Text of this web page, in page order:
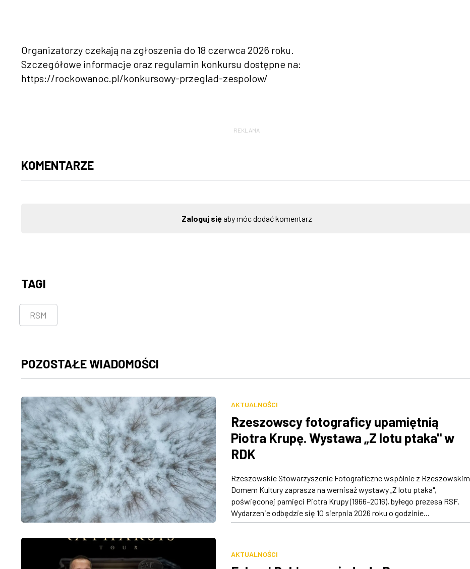
Organizatorzy czekają na zgłoszenia do 18 czerwca 2026 roku.
Szczegółowe informacje oraz regulamin konkursu dostępne na:
https://rockowanoc.pl/konkursowy-przeglad-zespolow/
REKLAMA
KOMENTARZE
Zaloguj sięaby móc dodać komentarz
TAGI
RSM
POZOSTAŁE WIADOMOŚCI
AKTUALNOŚCI
Rzeszowscy fotograficy upamiętnią
Piotra Krupę. Wystawa „Z lotu ptaka" w
RDK
Rzeszowskie Stowarzyszenie Fotograficzne wspólnie z Rzeszowskim
Domem Kultury zaprasza na wernisaż wystawy „Z lotu ptaka",
poświęconej pamięci Piotra Krupy (1966–2016), byłego prezesa RSF.
Wydarzenie odbędzie się 10 sierpnia 2026 roku o godzinie...
AKTUALNOŚCI